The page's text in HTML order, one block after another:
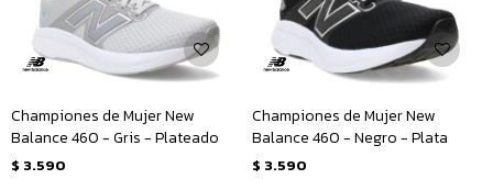
Championes de Mujer New
Balance 460 - Gris - Plateado
$ 3.590
Championes de Mujer New
Balance 460 - Negro - Plata
$ 3.590